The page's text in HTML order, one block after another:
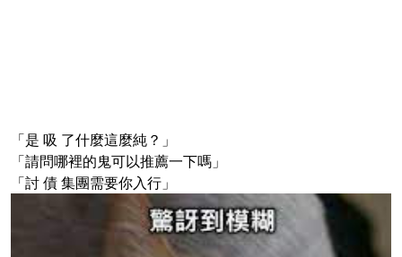
「是 吸 了什麼這麼純？」
「請問哪裡的鬼可以推薦一下嗎」
「討 債 集團需要你入行」